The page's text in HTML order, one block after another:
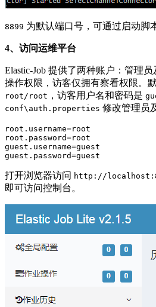
8899 为默认端口号，可通过启动脚
4、访问运维平台
Elastic-Job 提供了两种账户：管理
操作权限，访客仅拥有察看权限。
root/root ，访客用户名和密码是
conf\auth.properties 修改管理员
root.username=root
root.password=root
guest.username=guest
打开浏览器访问 http://
即可访问控制台。